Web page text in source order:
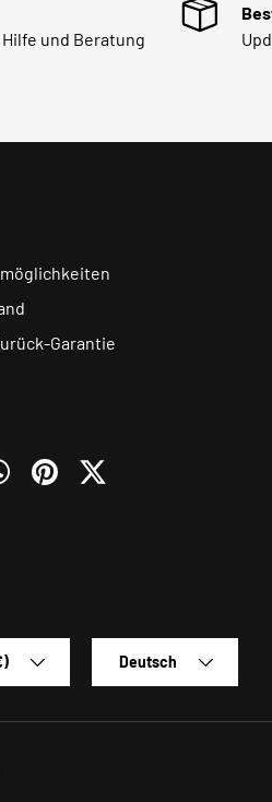
und Beratung
Garantie
PinterestTwitter
Deutsch